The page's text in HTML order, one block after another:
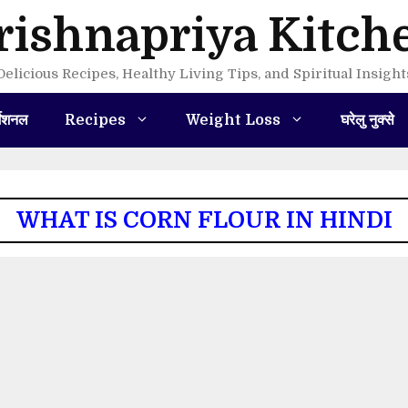
Recipes, Healthy Living Tips, and Spiritual
Recipes Weight Loss घरेलु नुक्से
WHAT IS CORN FLOUR IN HINDI